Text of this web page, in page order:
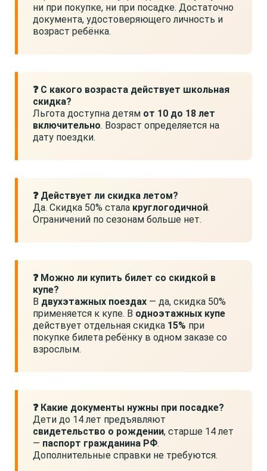
ни при покупке, ни при посадке. Достаточно
документа, удостоверяющего личность и
возраст ребёнка.
❓ С какого возраста действует школьная
скидка?
Льгота доступна детям от 10 до 18 лет
включительно. Возраст определяется на
дату поездки.
❓ Действует ли скидка летом?
Да. Скидка 50% стала круглогодичной.
Ограничений по сезонам больше нет.
❓ Можно ли купить билет со скидкой в
купе?
В двухэтажных поездах — да, скидка 50%
применяется к купе. В одноэтажных купе
действует отдельная скидка 15% при
покупке билета ребёнку в одном заказе со
взрослым.
❓ Какие документы нужны при посадке?
Дети до 14 лет предъявляют
свидетельство о рождении, старше 14 лет
— паспорт гражданина РФ.
Дополнительные справки не требуются.